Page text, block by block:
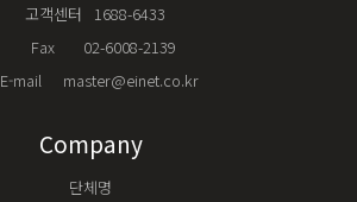
고객센터
1688-6433
Fax
02-6008-2139
E-mail
master@einet.co.kr
Company
단체명